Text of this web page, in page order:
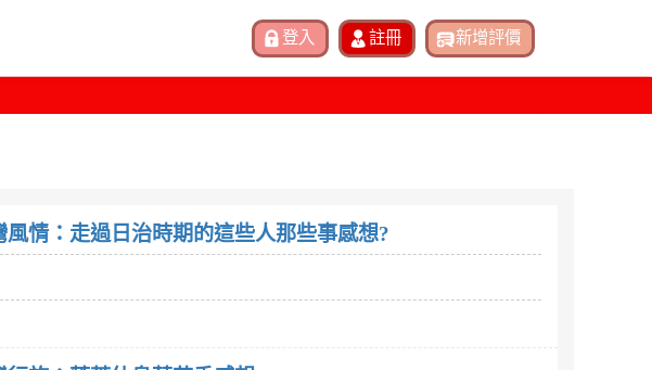
情：走過日治時期的這些人那些事感想?